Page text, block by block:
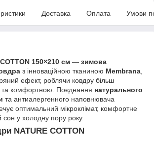
Доставка Оплата Умови
150×210 см — зимова
з інноваційною тканиною Membrana
ефект, роблячи ковдру більш
комфортною. Поєднання натурального
та антиалергенного наповнювача
оптимальний мікроклімат, комфортне
сон у холодну пору року.
NATURE COTTON